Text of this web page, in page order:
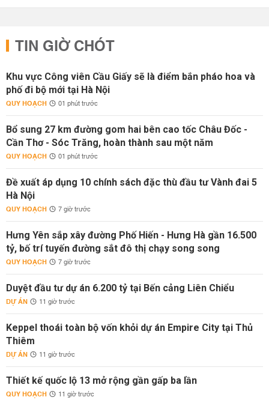
TIN GIỜ CHÓT
Khu vực Công viên Cầu Giấy sẽ là điểm bắn pháo hoa và
phố đi bộ mới tại Hà Nội
QUY HOẠCH 01 phút trước
Bổ sung 27 km đường gom hai bên cao tốc Châu Đốc -
Cần Thơ - Sóc Trăng, hoàn thành sau một năm
QUY HOẠCH 01 phút trước
Đề xuất áp dụng 10 chính sách đặc thù đầu tư Vành đai 5
Hà Nội
QUY HOẠCH 7 giờ trước
Hưng Yên sắp xây đường Phố Hiến - Hưng Hà gần 16.500
tỷ, bố trí tuyến đường sắt đô thị chạy song song
QUY HOẠCH 7 giờ trước
Duyệt đầu tư dự án 6.200 tỷ tại Bến cảng Liên Chiểu
DỰ ÁN 11 giờ trước
Keppel thoái toàn bộ vốn khỏi dự án Empire City tại Thủ
Thiêm
DỰ ÁN 11 giờ trước
Thiết kế quốc lộ 13 mở rộng gần gấp ba lần
QUY HOẠCH 11 giờ trước